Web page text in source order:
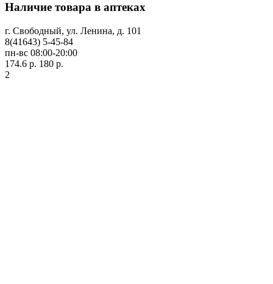
Наличие товара в аптеках
г. Свободный, ул. Ленина, д. 101
8(41643) 5-45-84
пн-вс 08:00-20:00
174.6 р. 180 р.
2